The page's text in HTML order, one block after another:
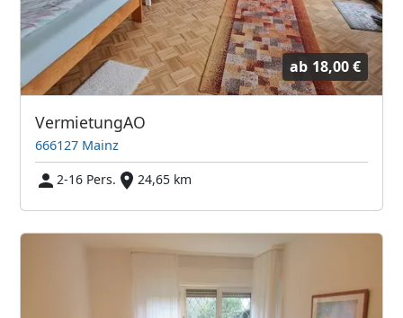
ab 18,00 €
VermietungAO
666127 Mainz
2-16 Pers.
24,65 km